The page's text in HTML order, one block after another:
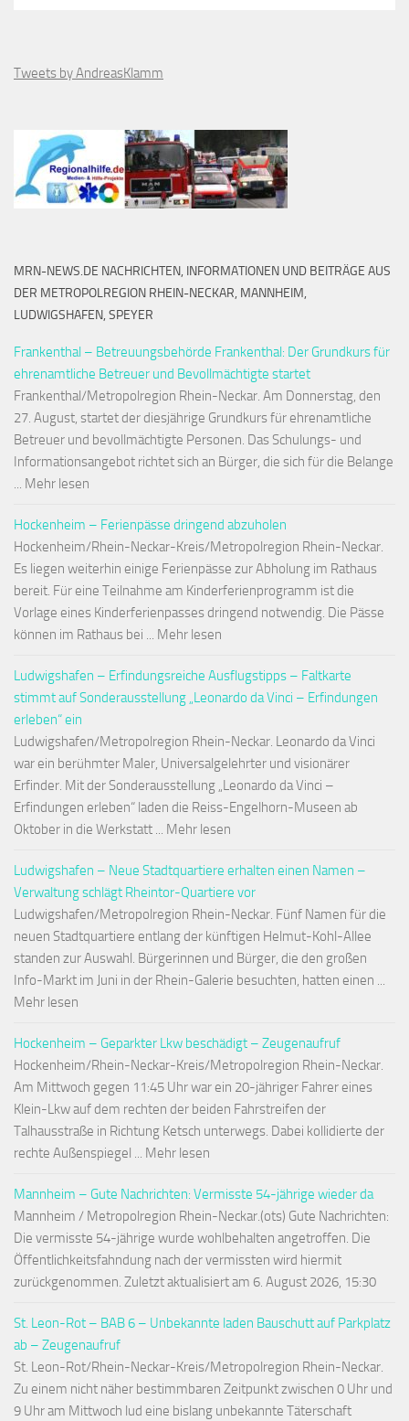
Tweets by AndreasKlamm
MRN-NEWS.DE NACHRICHTEN, INFORMATIONEN UND BEITRÄGE AUS
DER METROPOLREGION RHEIN-NECKAR, MANNHEIM,
LUDWIGSHAFEN, SPEYER
Frankenthal – Betreuungsbehörde Frankenthal: Der Grundkurs für
ehrenamtliche Betreuer und Bevollmächtigte startet
Frankenthal/Metropolregion Rhein-Neckar. Am Donnerstag, den
27. August, startet der diesjährige Grundkurs für ehrenamtliche
Betreuer und bevollmächtigte Personen. Das Schulungs- und
Informationsangebot richtet sich an Bürger, die sich für die Belange
... Mehr lesen
Hockenheim – Ferienpässe dringend abzuholen
Hockenheim/Rhein-Neckar-Kreis/Metropolregion Rhein-Neckar.
Es liegen weiterhin einige Ferienpässe zur Abholung im Rathaus
bereit. Für eine Teilnahme am Kinderferienprogramm ist die
Vorlage eines Kinderferienpasses dringend notwendig. Die Pässe
können im Rathaus bei ... Mehr lesen
Ludwigshafen – Erfindungsreiche Ausflugstipps – Faltkarte
stimmt auf Sonderausstellung „Leonardo da Vinci – Erfindungen
erleben“ ein
Ludwigshafen/Metropolregion Rhein-Neckar. Leonardo da Vinci
war ein berühmter Maler, Universalgelehrter und visionärer
Erfinder. Mit der Sonderausstellung „Leonardo da Vinci –
Erfindungen erleben“ laden die Reiss-Engelhorn-Museen ab
Oktober in die Werkstatt ... Mehr lesen
Ludwigshafen – Neue Stadtquartiere erhalten einen Namen –
Verwaltung schlägt Rheintor-Quartiere vor
Ludwigshafen/Metropolregion Rhein-Neckar. Fünf Namen für die
neuen Stadtquartiere entlang der künftigen Helmut-Kohl-Allee
standen zur Auswahl. Bürgerinnen und Bürger, die den großen
Info-Markt im Juni in der Rhein-Galerie besuchten, hatten einen ...
Mehr lesen
Hockenheim – Geparkter Lkw beschädigt – Zeugenaufruf
Hockenheim/Rhein-Neckar-Kreis/Metropolregion Rhein-Neckar.
Am Mittwoch gegen 11:45 Uhr war ein 20-jähriger Fahrer eines
Klein-Lkw auf dem rechten der beiden Fahrstreifen der
Talhausstraße in Richtung Ketsch unterwegs. Dabei kollidierte der
rechte Außenspiegel ... Mehr lesen
Mannheim – Gute Nachrichten: Vermisste 54-jährige wieder da
Mannheim / Metropolregion Rhein-Neckar.(ots) Gute Nachrichten:
Die vermisste 54-jährige wurde wohlbehalten angetroffen. Die
Öffentlichkeitsfahndung nach der vermissten wird hiermit
zurückgenommen. Zuletzt aktualisiert am 6. August 2026, 15:30
St. Leon-Rot – BAB 6 – Unbekannte laden Bauschutt auf Parkplatz
ab – Zeugenaufruf
St. Leon-Rot/Rhein-Neckar-Kreis/Metropolregion Rhein-Neckar.
Zu einem nicht näher bestimmbaren Zeitpunkt zwischen 0 Uhr und
9 Uhr am Mittwoch lud eine bislang unbekannte Täterschaft